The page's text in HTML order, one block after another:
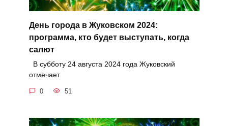
День города в Жуковском 2024:
программа, кто будет выступать, когда
салют
В субботу 24 августа 2024 года Жуковский
отмечает
0 51